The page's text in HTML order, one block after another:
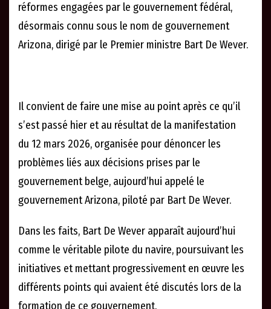
réformes engagées par le gouvernement fédéral,
désormais connu sous le nom de gouvernement
Arizona, dirigé par le Premier ministre Bart De Wever.
Il convient de faire une mise au point après ce qu’il
s’est passé hier et au résultat de la manifestation
du 12 mars 2026, organisée pour dénoncer les
problèmes liés aux décisions prises par le
gouvernement belge, aujourd’hui appelé le
gouvernement Arizona, piloté par Bart De Wever.
Dans les faits, Bart De Wever apparaît aujourd’hui
comme le véritable pilote du navire, poursuivant les
initiatives et mettant progressivement en œuvre les
différents points qui avaient été discutés lors de la
formation de ce gouvernement.